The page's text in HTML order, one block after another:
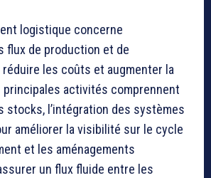
logistique concerne
flux de production et de
les coûts et augmenter la
activités comprennent
stocks, l’intégration des systèmes
améliorer la visibilité sur le cycle
et les aménagements
un flux fluide entre les